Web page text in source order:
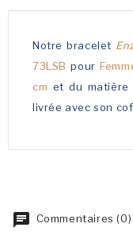
Notre bracelet
73LSBpour
cm et du
livrée avec son
Commentaires (0)